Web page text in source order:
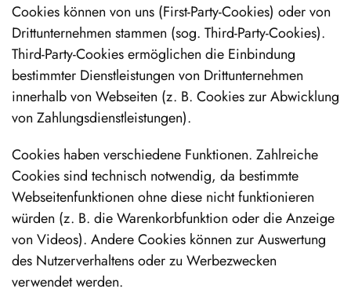
Cookies können von uns (First-Party-Cookies) oder von
Drittunternehmen stammen (sog. Third-Party-Cookies).
Third-Party-Cookies ermöglichen die Einbindung
bestimmter Dienstleistungen von Drittunternehmen
innerhalb von Webseiten (z. B. Cookies zur Abwicklung
von Zahlungsdienstleistungen).
Cookies haben verschiedene Funktionen. Zahlreiche
Cookies sind technisch notwendig, da bestimmte
Webseitenfunktionen ohne diese nicht funktionieren
würden (z. B. die Warenkorbfunktion oder die Anzeige
von Videos). Andere Cookies können zur Auswertung
des Nutzerverhaltens oder zu Werbezwecken
verwendet werden.